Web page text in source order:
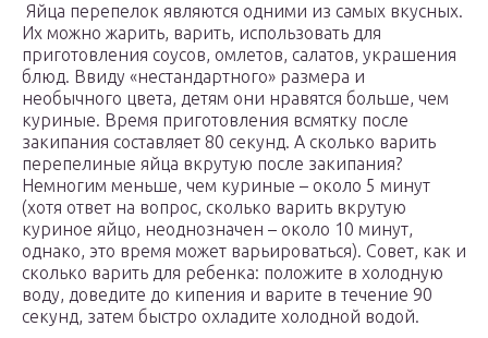
Яйца перепелок являются одними из самых вкусных.
Их можно жарить, варить, использовать для
приготовления соусов, омлетов, салатов, украшения
блюд. Ввиду «нестандартного» размера и
необычного цвета, детям они нравятся больше, чем
куриные. Время приготовления всмятку после
закипания составляет 80 секунд. А сколько варить
перепелиные яйца вкрутую после закипания?
Немногим меньше, чем куриные – около 5 минут
(хотя ответ на вопрос, сколько варить вкрутую
куриное яйцо, неоднозначен – около 10 минут,
однако, это время может варьироваться). Совет, как и
сколько варить для ребенка: положите в холодную
воду, доведите до кипения и варите в течение 90
секунд, затем быстро охладите холодной водой.